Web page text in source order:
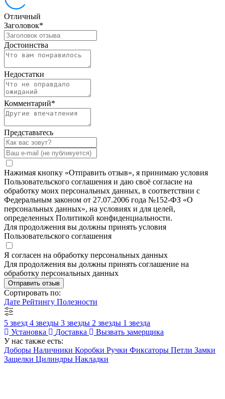
Отличный
Заголовок*
Достоинства
Недостатки
Комментарий*
Представьтесь
Нажимая кнопку «Отправить отзыв», я принимаю условия
Пользовательского соглашения и даю своё согласие на
обработку моих персональных данных, в соответствии с
Федеральным законом от 27.07.2006 года №152-ФЗ «О
персональных данных», на условиях и для целей,
определенных Политикой конфиденциальности.
Для продолжения вы должны принять условия
Пользовательского соглашения
Я согласен на обработку персональных данных
Для продолжения вы должны принять соглашение на
обработку персональных данных
Отправить отзыв
Сортировать по:
Дате Рейтингу Полезности
5 звезд 4 звезды 3 звезды 2 звезды 1 звезда
Установка
Доставка
Вызвать замерщика
У нас также есть:
Доборы Наличники Коробки Ручки Фиксаторы Петли Замки
Защелки Цилиндры Накладки